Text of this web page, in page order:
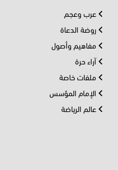
عرب وعجم
روضة الدعاة
مفاهيم وأصول
آراء حرة
ملفات خاصة
الإمام المؤسس
عالم الرياضة